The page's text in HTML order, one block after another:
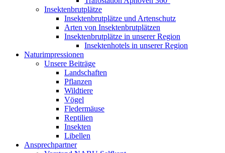
Insektenbrutplätze
Insektenbrutplätze und Artenschutz
Arten von Insektenbrutplätzen
Insektenbrutplätze in unserer Region
Insektenhotels in unserer Region
Naturimpressionen
Unsere Beiträge
Landschaften
Pflanzen
Wildtiere
Vögel
Fledermäuse
Reptilien
Insekten
Libellen
Ansprechpartner